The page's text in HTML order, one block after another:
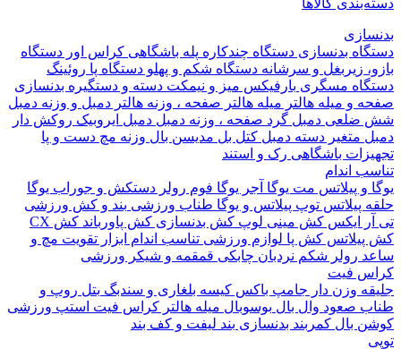
کالاها
بدنسازیدستگاه چندکارهپله باشگاهیکراس اوردستگاه
زیربغل و سرشانه دستگاه شکم و پهلودستگاه پاروئینگ
مسگریبارفیکسمیز و نیمکتدسته و دستگیره بدنسازی
و میله هالتر میله هالتر صفحه ، وزنه هالتر دمبل و وزنه دمبل
دمبل گرد صفحه ، وزنه دمبل دمبل ایروبیک روکش دار
متغیردسته دمبل کتل بلمدیسن بالوزنه مچ دست و پا
باشگاهیرک و استند
اندام
و پیلاتسمت یوگاآجر یوگا فوم رولر دستکش و جوراب یوگا
پیلاتستوپ پیلاتس و یوگاطناب ورزشی بند و کش ورزشی
ایکس کش مینی لوپ کش بدنسازیکش پاورباندکش CX
کش پالوازم ورزشی تناسب اندام ابزار تقویت مچ و
رولر شکم نردبان چابکیقمقمه و شیکر ورزشی
فیت
وزن دارجامپ باکسکیسه بلغاری و سندبگبتل روپ و
صعودوال بال بوسوبالمیله هالتر کراس فیت استپ ورزشی
بالکمربند بدنسازیبند لیفت و کف بند